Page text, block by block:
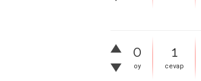
0
oy
1
cevap